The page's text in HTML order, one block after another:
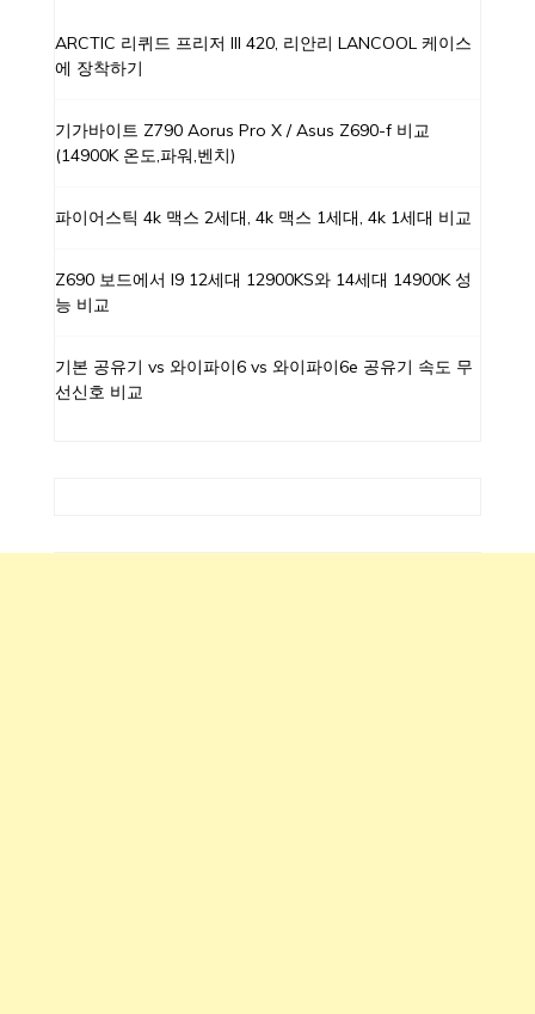
ARCTIC 리퀴드 프리저 III 420, 리안리 LANCOOL 케이스
에 장착하기
기가바이트 Z790 Aorus Pro X / Asus Z690-f 비교
(14900K 온도,파워,벤치)
파이어스틱 4k 맥스 2세대, 4k 맥스 1세대, 4k 1세대 비교
Z690 보드에서 I9 12세대 12900KS와 14세대 14900K 성
능 비교
기본 공유기 vs 와이파이6 vs 와이파이6e 공유기 속도 무
선신호 비교